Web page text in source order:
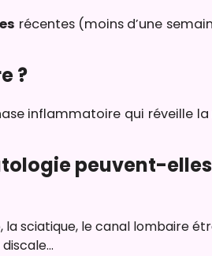
récentes (moins d’une
?
inflammatoire qui réveille
peuvent-
sciatique, le canal lombaire